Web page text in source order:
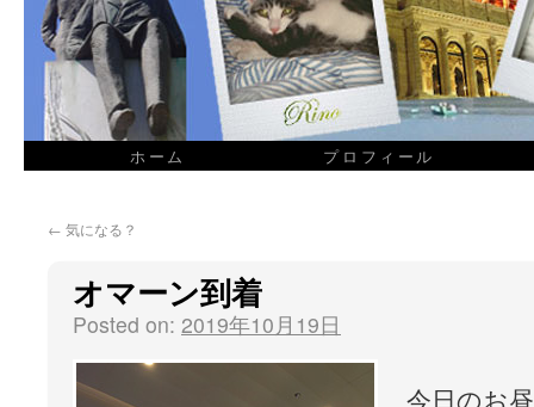
ホーム プロフィール
← 気になる？
オマーン到着
Posted on: 2019年10月19日
今日のお